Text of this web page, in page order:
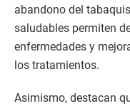
abandono del
saludables permiten
enfermedades y
los tratamientos.
Asimismo, destacan